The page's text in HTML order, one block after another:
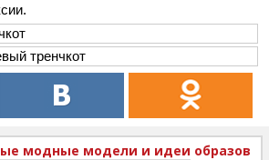
модные модели и идеи образов